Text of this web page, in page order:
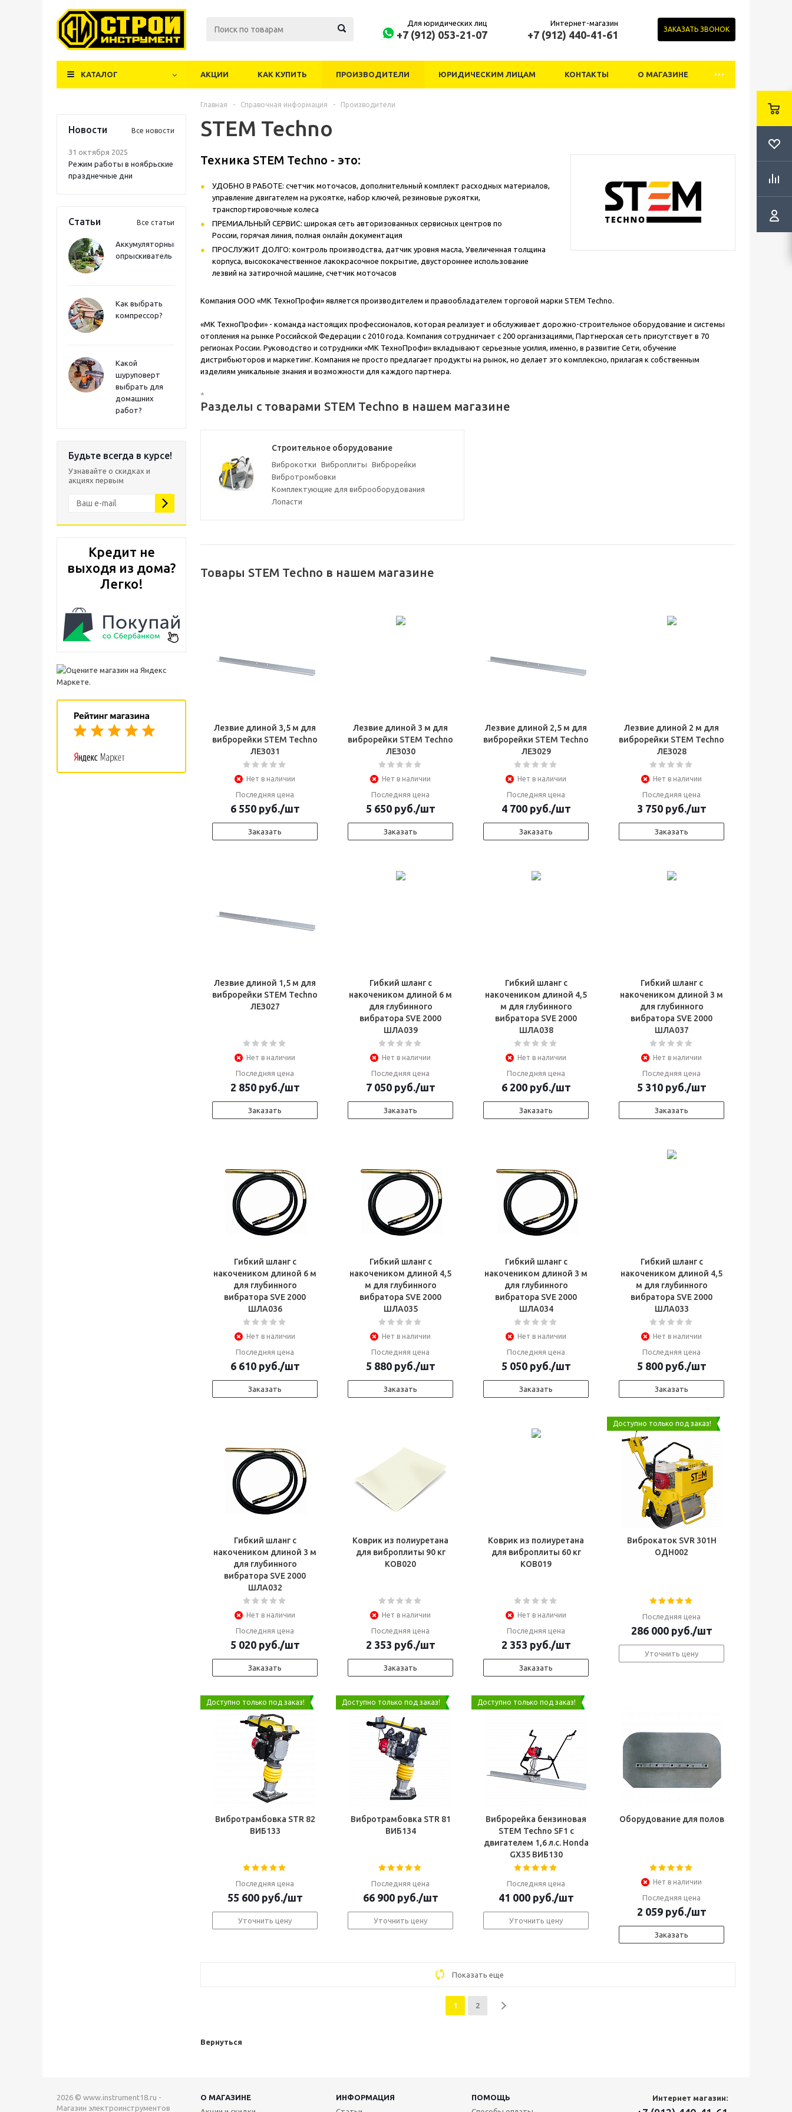
Для юридических лиц
+7 (912) 053-21-07
Интернет-магазин
+7 (912) 440-41-61 ЗАКАЗАТЬ ЗВОНОК
КАТАЛОГ АКЦИИ КАК КУПИТЬ ПРОИЗВОДИТЕЛИ ЮРИДИЧЕСКИМ ЛИЦАМ КОНТАКТЫ О МАГАЗИНЕ
Новости Все новости
31 октября 2025
Режим работы в ноябрьские
празднечные дни
Статьи Все статьи
Аккумуляторный
опрыскиватель
Как выбрать
компрессор?
Какой
шуруповерт
выбрать для
домашних
работ?
Будьте всегда в курсе!
Узнавайте о скидках и
акциях первым
Кредит не
выходя из дома?
Легко!
Главная - Справочная информация - Производители
STEM Techno
Техника STEM Techno - это:
УДОБНО В РАБОТЕ: счетчик моточасов, дополнительный комплект расходных материалов,
управление двигателем на рукоятке, набор ключей, резиновые рукоятки,
транспортировочные колеса
ПРЕМИАЛЬНЫЙ СЕРВИС: широкая сеть авторизованных сервисных центров по
России, горячая линия, полная онлайн документация
ПРОСЛУЖИТ ДОЛГО: контроль производства, датчик уровня масла, Увеличенная толщина
корпуса, высококачественное лакокрасочное покрытие, двустороннее использование
лезвий на затирочной машине, счетчик моточасов
Компания ООО «МК ТехноПрофи» является производителем и правообладателем торговой марки STEM Techno.
«МК ТехноПрофи» - команда настоящих профессионалов, которая реализует и обслуживает дорожно-строительное оборудование и системы
отопления на рынке Российской Федерации с 2010 года. Компания сотрудничает с 200 организациями, Партнерская сеть присутствует в 70
регионах России. Руководство и сотрудники «МК ТехноПрофи» вкладывают серьезные усилия, именно, в развитие Сети, обучение
дистрибьюторов и маркетинг. Компания не просто предлагает продукты на рынок, но делает это комплексно, прилагая к собственным
изделиям уникальные знания и возможности для каждого партнера.
*
Разделы с товарами STEM Techno в нашем магазине
Строительное оборудование
Виброкотки Виброплиты
Виброрейки
Вибротромбовки
Комплектующие для виброоборудования
Лопасти
Товары STEM Techno в нашем магазине
Лезвие длиной 3,5 м для
виброрейки STEM Techno
ЛЕЗ031
Нет в наличии
Последняя цена
6 550руб./шт
Заказать
Лезвие длиной 3 м для
виброрейки STEM Techno
ЛЕЗ030
Нет в наличии
Последняя цена
5 650руб./шт
Заказать
Лезвие длиной 2,5 м для
виброрейки STEM Techno
ЛЕЗ029
Нет в наличии
Последняя цена
4 700руб./шт
Заказать
Лезвие длиной 2 м для
виброрейки STEM Techno
ЛЕЗ028
Нет в наличии
Последняя цена
3 750руб./шт
Заказать
Лезвие длиной 1,5 м для
виброрейки STEM Techno
ЛЕЗ027
Нет в наличии
Последняя цена
2 850руб./шт
Заказать
Гибкий шланг с
накочеником длиной 6 м
для глубинного
вибратора SVE 2000
ШЛА039
Нет в наличии
Последняя цена
7 050руб./шт
Заказать
Гибкий шланг с
накочеником длиной 4,5
м для глубинного
вибратора SVE 2000
ШЛА038
Нет в наличии
Последняя цена
6 200руб./шт
Заказать
Гибкий шланг с
накочеником длиной 3 м
для глубинного
вибратора SVE 2000
ШЛА037
Нет в наличии
Последняя цена
5 310руб./шт
Заказать
Гибкий шланг с
накочеником длиной 6 м
для глубинного
вибратора SVE 2000
ШЛА036
Нет в наличии
Последняя цена
6 610руб./шт
Заказать
Гибкий шланг с
накочеником длиной 4,5
м для глубинного
вибратора SVE 2000
ШЛА035
Нет в наличии
Последняя цена
5 880руб./шт
Заказать
Гибкий шланг с
накочеником длиной 3 м
для глубинного
вибратора SVE 2000
ШЛА034
Нет в наличии
Последняя цена
5 050руб./шт
Заказать
Гибкий шланг с
накочеником длиной 4,5
м для глубинного
вибратора SVE 2000
ШЛА033
Нет в наличии
Последняя цена
5 800руб./шт
Заказать
Гибкий шланг с
накочеником длиной 3 м
для глубинного
вибратора SVE 2000
ШЛА032
Нет в наличии
Последняя цена
5 020руб./шт
Заказать
Коврик из полиуретана
для виброплиты 90 кг
КОВ020
Нет в наличии
Последняя цена
2 353 руб./шт
Заказать
Коврик из полиуретана
для виброплиты 60 кг
КОВ019
Нет в наличии
Последняя цена
2 353 руб./шт
Заказать
Доступно только под заказ!
Виброкаток SVR 301H
ОДН002
Последняя цена
286 000руб./шт
Уточнить цену
Доступно только под заказ!
Вибротрамбовка STR 82
ВИБ133
Последняя цена
55 600руб./шт
Уточнить цену
Доступно только под заказ!
Вибротрамбовка STR 81
ВИБ134
Последняя цена
66 900руб./шт
Уточнить цену
Доступно только под заказ!
Виброрейка бензиновая
STEM Techno SF1 с
двигателем 1,6 л.с. Honda
GX35 ВИБ130
Последняя цена
41 000руб./шт
Уточнить цену
Оборудование для полов
Нет в наличии
Последняя цена
2 059руб./шт
Заказать
Показать еще
1 2
Вернуться
2026 © www.instrument18.ru -
Магазин электроинструментов
О МАГАЗИНЕ ИНФОРМАЦИЯ
ПОМОЩЬ
Интернет магазин: